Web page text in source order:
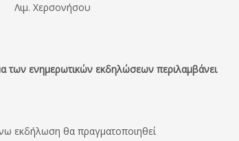
Λιμ. Χερσονήσου
των ενημερωτικών εκδηλώσεων περιλαμβάνει
εκδήλωση θα πραγματοποιηθεί